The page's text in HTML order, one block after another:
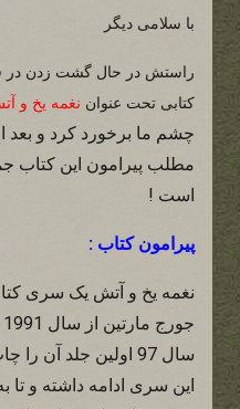
با سلامی دیگر
راستش در حال گشت زدن در
کتابی تحت عنوان نغمه یخ و
چشم ما برخورد کرد و بعد
مطلب پیرامون این کتاب
است !
پیرامون کتاب :
نغمه یخ و آتش یک سری
سال 97 اولین جلد آن
این سری ادامه داشته و تا